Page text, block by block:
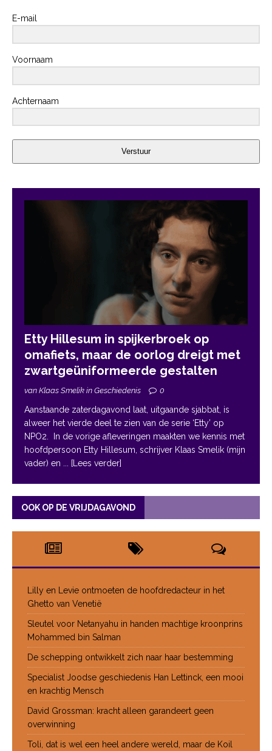
E-mail
Voornaam
Achternaam
Verstuur
Etty Hillesum in spijkerbroek op
omafiets, maar de oorlog dreigt met
zwartgeüniformeerde gestalten
van Klaas Smelik in Geschiedenis 0
Aanstaande zaterdagavond laat, uitgaande sjabbat, is
alweer het vierde deel te zien van de serie ‘Etty’ op
NPO2. In de vorige afleveringen maakten we kennis met
hoofdpersoon Etty Hillesum, schrijver Klaas Smelik (mijn
vader) en ... [Lees verder]
OOK OP DE VRIJDAGAVOND
Lilly en Levie ontmoeten de hoofdredacteur in het
Ghetto van Venetië
Sleutel voor Netanyahu in handen machtige kroonprins
Mohammed bin Salman
De schepping ontwikkelt zich naar haar bestemming
Specialist Joodse geschiedenis Han Lettinck, een mooi
en krachtig Mensch
David Grossman: kracht alleen garandeert geen
overwinning
Toli, dat is wel een heel andere wereld, maar de Koil